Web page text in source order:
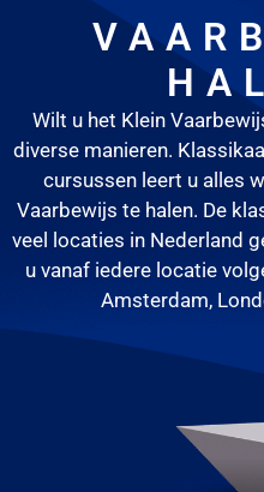
Wilt u het Klein
diverse manieren.
cursussen leert u alles
Vaarbewijs te halen. De
veel locaties in Nederland
u vanaf iedere locatie
Amsterdam,